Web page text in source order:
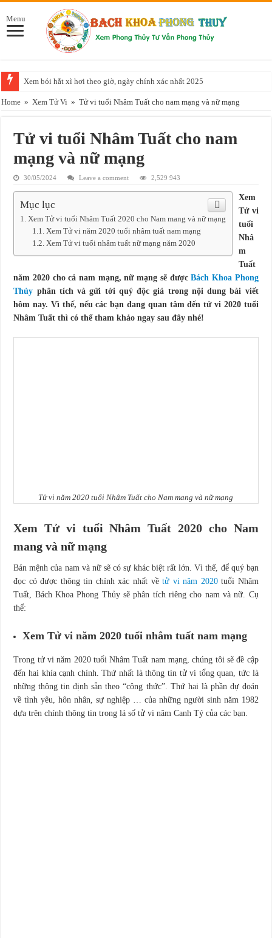
Menu
Xem bói hắt xì hơi theo giờ, ngày chính xác nhất 2025
Năm 2025 mệnh gì, là năm con gì, đem lại may mắn cho ai?
TOP cây để bàn làm việc hợp mệnh Kim, Mộc, Thủy, Hỏa, Thổ
Lưu ý về phong thủy trong nhà ở
Tư vấn cách thiết kế nhà ống hợp phong thủy chi tiết nhất
Tuổi Tân Dậu hợp hướng nào nhất? mang lại nhiều tài lộc?
Tuổi Hợi hợp màu gì, màu gì không nên sử dụng
Tuổi Tân Mùi sinh năm 1991 hợp với tuổi nào nhất trong cuộc đời
Đặt tên cho con gái, con trai năm 2023 hợp phong thủy theo họ bố mẹ
Home » Xem Tử Vi » Tử vi tuổi Nhâm Tuất cho nam mạng và nữ mạng
Tử vi tuổi Nhâm Tuất cho nam
mạng và nữ mạng
30/05/2024 Leave a comment 2,529 943
Mục lục
Xem Tử vi tuổi Nhâm Tuất 2020 cho Nam mang và nữ mạng
Xem Tử vi năm 2020 tuổi nhâm tuất nam mạng
Xem Tử vi tuổi nhâm tuất nữ mạng năm 2020
Xem
Tử vi
tuổi
Nhâ
m
Tuất
năm 2020 cho cả nam mạng, nữ mạng sẽ đượcBách Khoa Phong
Thủy phân tích và gửi tới quý độc giả trong nội dung bài viết
hôm nay. Vì thế, nếu các bạn đang quan tâm đến tử vi 2020 tuổi
Nhâm Tuất thì có thể tham khảo ngay sau đây nhé!
Tử vi năm 2020 tuổi Nhâm Tuất cho Nam mang và nữ mạng
Xem Tử vi tuổi Nhâm Tuất 2020 cho Nam
mang và nữ mạng
Bản mệnh của nam và nữ sẽ có sự khác biệt rất lớn. Vì thế, để quý bạn
đọc có được thông tin chính xác nhất vềtử vi năm 2020tuổi Nhâm
Tuất, Bách Khoa Phong Thủy sẽ phân tích riêng cho nam và nữ. Cụ
thể:
Xem Tử vi năm 2020 tuổi nhâm tuất nam mạng
Trong tử vi năm 2020 tuổi Nhâm Tuất nam mạng, chúng tôi sẽ đề cập
đến hai khía cạnh chính. Thứ nhất là thông tin tử vi tổng quan, tức là
những thông tin định sẵn theo “công thức”. Thứ hai là phần dự đoán
về tình yêu, hôn nhân, sự nghiệp … của những người sinh năm 1982
dựa trên chính thông tin trong lá số tử vi năm Canh Tý của các bạn.